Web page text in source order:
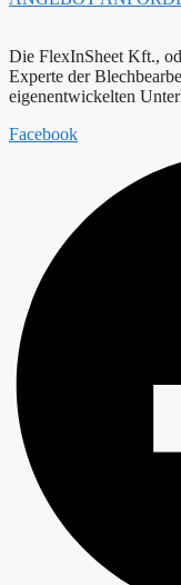
Die FlexInSheet Kft.,
Experte der
eigenentwickelten
Facebook